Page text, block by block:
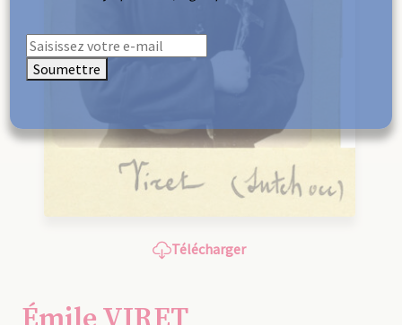
Télécharger
Soumettre